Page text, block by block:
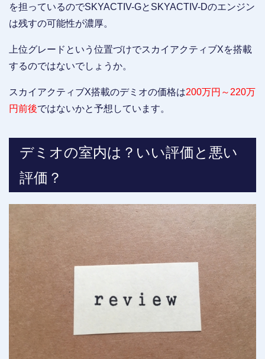
を担っているのでSKYACTIV-GとSKYACTIV-Dのエンジン
は残すの可能性が濃厚。
上位グレードという位置づけでスカイアクティブXを搭載
するのではないでしょうか。
スカイアクティブX搭載のデミオの価格は200万円～220万
円前後ではないかと予想しています。
デミオの室内は？いい評価と悪い
評価？